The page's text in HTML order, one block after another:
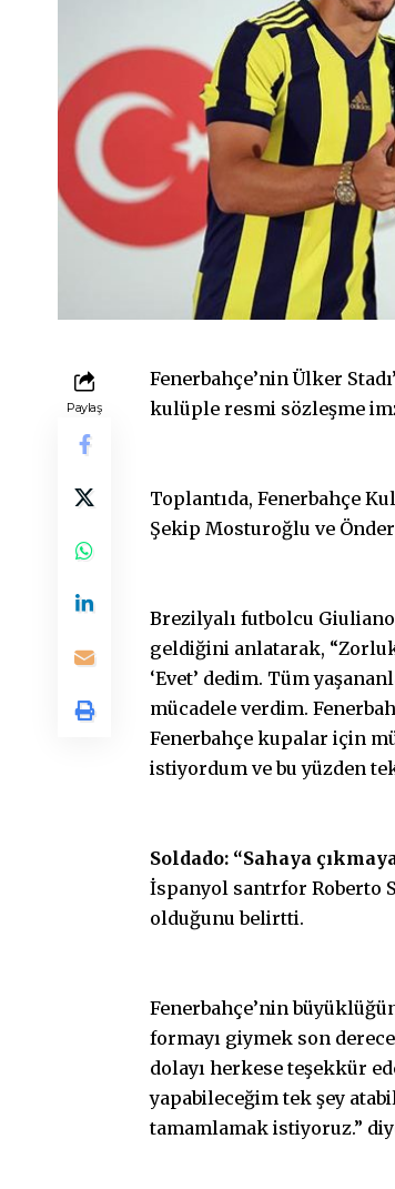
Paylaş
Fenerbahçe’nin Ülker
kulüple resmi sözleşme
Toplantıda, Fenerbahçe
Şekip Mosturoğlu ve
Brezilyalı futbolcu
geldiğini anlatarak,
‘Evet’ dedim. Tüm
mücadele verdim.
Fenerbahçe kupalar için
istiyordum ve bu yüzden
Soldado: “Sahaya
İspanyol santrfor Roberto
olduğunu belirtti.
Fenerbahçe’nin
formayı giymek son
dolayı herkese teşekkür
yapabileceğim tek şey
tamamlamak istiyoruz.”